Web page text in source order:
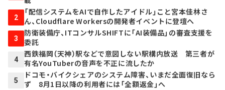
2
「配信システムをAIで自作したアイドル」こと宮本佳林さ
ん、Cloudflare Workersの開発者イベントに登壇へ
3
防衛装備庁、ITコンサルSHIFTに「AI装備品」の審査支援を
委託
4
西鉄福岡（天神）駅などで意図しない駅構内放送 第三者が
有名YouTuberの音声を不正に流したか
5
ドコモ・バイクシェアのシステム障害、いまだ全面復旧なら
ず 8月1日以降の利用者には「全額返金」へ